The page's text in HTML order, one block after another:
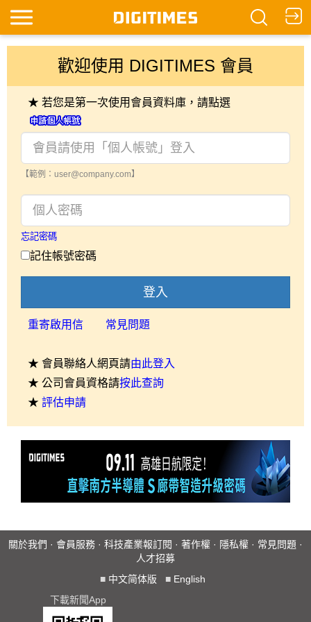
歡迎使用 DIGITIMES 會員
★ 若您是第一次使用會員資料庫，請點選
【範例：user@company.com】
忘記密碼
記住帳號密碼
登入
重寄啟用信 常見問題
★ 會員聯絡人網頁請由此登入
★ 公司會員資格請按此查詢
★ 評估申請
關於我們 · 會員服務 · 科技產業報訂閱 · 著作權 · 隱私權 · 常見問題 ·
人才招募
■ 中文简体版 ■ English
下載新聞App